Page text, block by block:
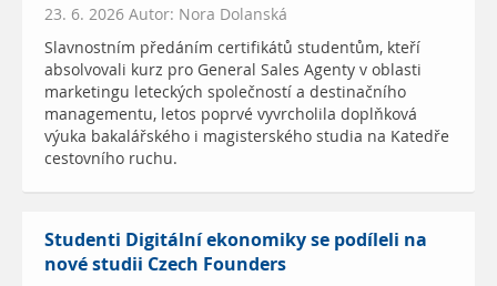
23. 6. 2026 Autor: Nora Dolanská
Slavnostním předáním certifikátů studentům, kteří
absolvovali kurz pro General Sales Agenty v oblasti
marketingu leteckých společností a destinačního
managementu, letos poprvé vyvrcholila doplňková
výuka bakalářského i magisterského studia na Katedře
cestovního ruchu.
Studenti Digitální ekonomiky se podíleli na
nové studii Czech Founders